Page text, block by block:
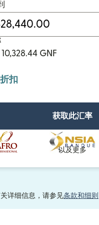
10,328.44 GNF
扣
获取此汇率
以及更多
详细信息，请参见条款和细则